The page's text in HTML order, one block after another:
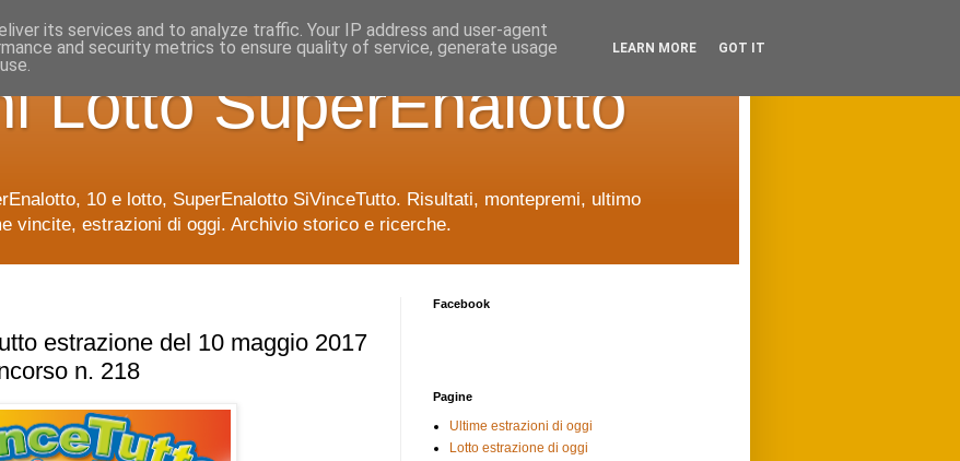
Lotto SuperEnalotto
10 e lotto, SuperEnalotto SiVinceTutto. Risultati, montepremi, ultimo
vincite, estrazioni di oggi. Archivio storico e ricerche.
estrazione del 10 maggio 2017
n. 218
Facebook
Pagine
Ultime estrazioni di oggi
Lotto estrazione di oggi
its services and to analyze traffic. Your IP address and user-agent
and security metrics to ensure quality of service, generate usage
LEARN MORE GOT IT